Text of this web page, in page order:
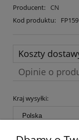
Producent:
CN
Kod produktu:
FP159
Koszty
Cena nie zawiera
Opinie o
Kraj wysyłki: